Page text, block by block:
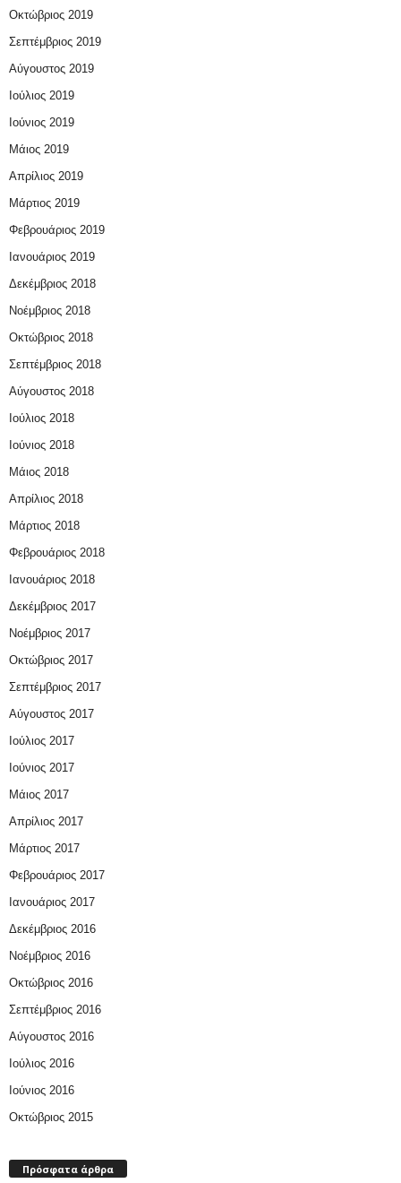
Οκτώβριος 2019
Σεπτέμβριος 2019
Αύγουστος 2019
Ιούλιος 2019
Ιούνιος 2019
Μάιος 2019
Απρίλιος 2019
Μάρτιος 2019
Φεβρουάριος 2019
Ιανουάριος 2019
Δεκέμβριος 2018
Νοέμβριος 2018
Οκτώβριος 2018
Σεπτέμβριος 2018
Αύγουστος 2018
Ιούλιος 2018
Ιούνιος 2018
Μάιος 2018
Απρίλιος 2018
Μάρτιος 2018
Φεβρουάριος 2018
Ιανουάριος 2018
Δεκέμβριος 2017
Νοέμβριος 2017
Οκτώβριος 2017
Σεπτέμβριος 2017
Αύγουστος 2017
Ιούλιος 2017
Ιούνιος 2017
Μάιος 2017
Απρίλιος 2017
Μάρτιος 2017
Φεβρουάριος 2017
Ιανουάριος 2017
Δεκέμβριος 2016
Νοέμβριος 2016
Οκτώβριος 2016
Σεπτέμβριος 2016
Αύγουστος 2016
Ιούλιος 2016
Ιούνιος 2016
Οκτώβριος 2015
Πρόσφατα άρθρα